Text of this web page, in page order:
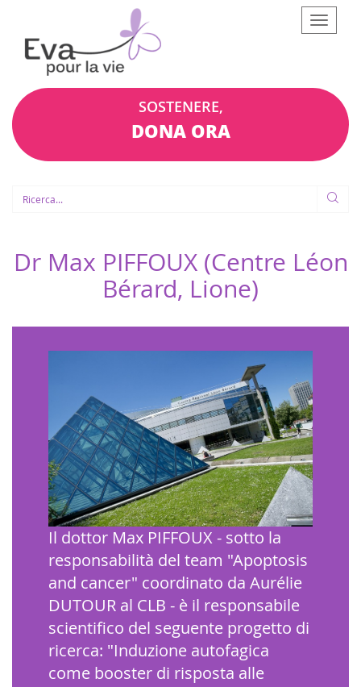
Afficher
le
SOSTENERE,
DONA ORA
Dr Max PIFFOUX (Centre Léon
Bérard, Lione)
Il dottor Max PIFFOUX - sotto la
responsabilità del team "Apoptosis
and cancer" coordinato da Aurélie
DUTOUR al CLB - è il responsabile
scientifico del seguente progetto di
ricerca: "Induzione autofagica
come booster di risposta alle